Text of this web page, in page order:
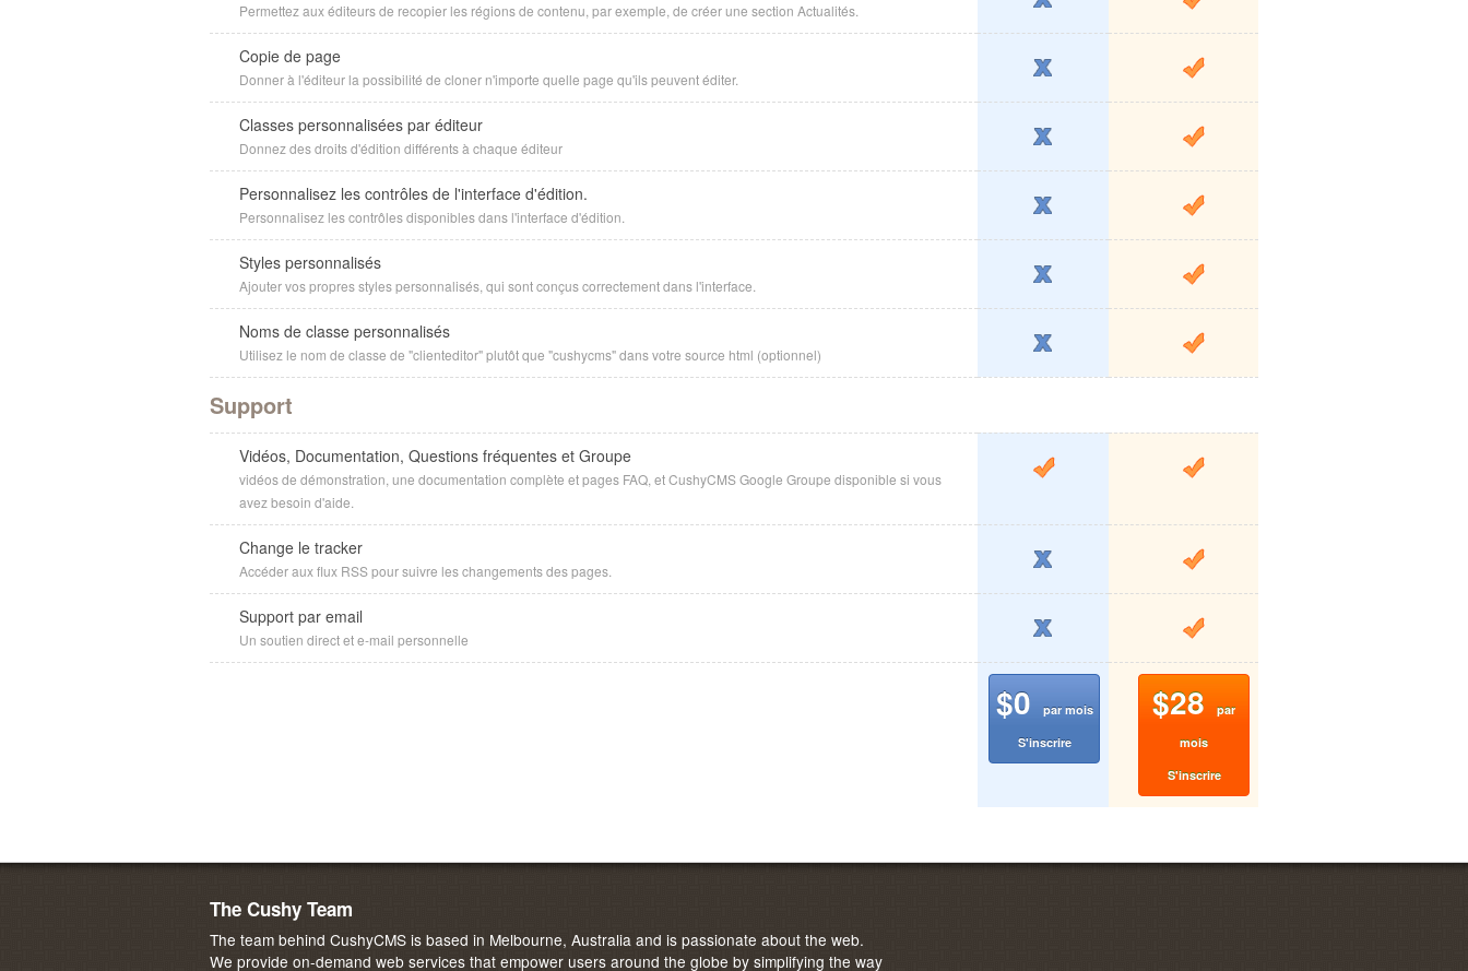
Permettez aux éditeurs de recopier les régions de contenu, par exemple, de créer une section Actualités.
Copie de page
Donner à l'éditeur la possibilité de cloner n'importe quelle page qu'ils peuvent éditer.
Classes personnalisées par éditeur
Donnez des droits d'édition différents à chaque éditeur
Personnalisez les contrôles de l'interface d'édition.
Personnalisez les contrôles disponibles dans l'interface d'édition.
Styles personnalisés
Ajouter vos propres styles personnalisés, qui sont conçus correctement dans l'interface.
Noms de classe personnalisés
Utilisez le nom de classe de "clienteditor" plutôt que "cushycms" dans votre source html (optionnel)
Support
Vidéos, Documentation, Questions fréquentes et Groupe
vidéos de démonstration, une documentation complète et pages FAQ, et CushyCMS Google Groupe disponible si vous
avez besoin d'aide.
Change le tracker
Accéder aux flux RSS pour suivre les changements des pages.
Support par email
Un soutien direct et e-mail personnelle
$0
par mois
S'inscrire
$28
par
mois
S'inscrire
The Cushy Team
The team behind CushyCMS is based in Melbourne, Australia and is passionate about the web.
We provide on-demand web services that empower users around the globe by simplifying the way